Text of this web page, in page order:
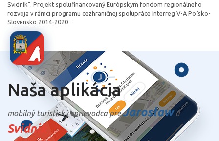
Svidník". Projekt spolufinancovaný Európskym fondom regionálneho
rozvoja v rámci programu cezhraničnej spolupráce Interreg V-A Poľsko-
Slovensko 2014-2020 "
Naša aplikácia
mobilný turistický sprievodca preJarosława
Svidnik